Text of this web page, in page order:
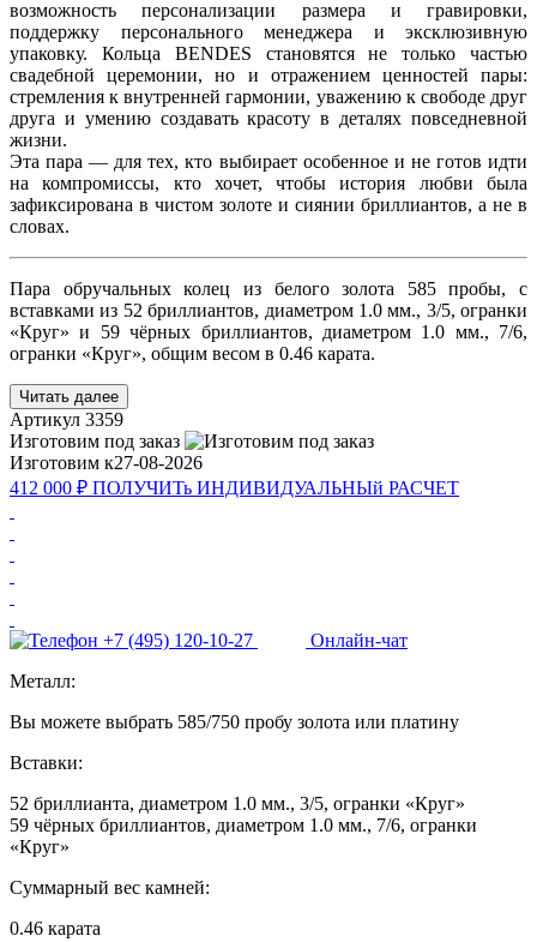
возможность персонализации размера и гравировки,
поддержку персонального менеджера и эксклюзивную
упаковку. Кольца BENDES становятся не только частью
свадебной церемонии, но и отражением ценностей пары:
стремления к внутренней гармонии, уважению к свободе друг
друга и умению создавать красоту в деталях повседневной
жизни.
Эта пара — для тех, кто выбирает особенное и не готов идти
на компромиссы, кто хочет, чтобы история любви была
зафиксирована в чистом золоте и сиянии бриллиантов, а не в
словах.
Пара обручальных колец из белого золота 585 пробы, с
вставками из 52 бриллиантов, диаметром 1.0 мм., 3/5, огранки
«Круг» и 59 чёрных бриллиантов, диаметром 1.0 мм., 7/6,
огранки «Круг», общим весом в 0.46 карата.
Читать далее
Артикул 3359
Изготовим под заказ
Изготовим к27-08-2026
412 000 ₽ ПОЛУЧИТь ИНДИВИДУАЛЬНЫй РАСЧЕТ
+7 (495) 120-10-27
Онлайн-чат
Металл:
Вы можете выбрать 585/750 пробу золота или платину
Вставки:
52 бриллианта, диаметром 1.0 мм., 3/5, огранки «Круг»
59 чёрных бриллиантов, диаметром 1.0 мм., 7/6, огранки
«Круг»
Суммарный вес камней:
0.46 карата